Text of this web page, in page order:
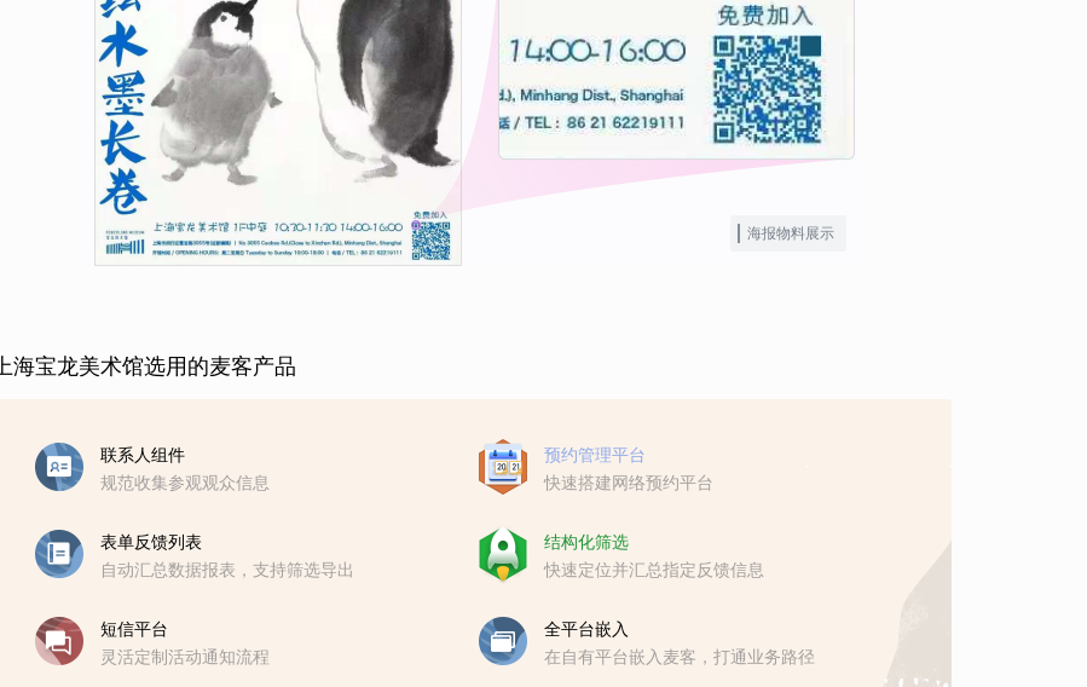
海报物料展示
上海宝龙美术馆选用的麦客产品
联系人组件
规范收集参观观众信息
预约管理平台
快速搭建网络预约平台
表单反馈列表
自动汇总数据报表，支持筛选导出
结构化筛选
快速定位并汇总指定反馈信息
短信平台
灵活定制活动通知流程
全平台嵌入
在自有平台嵌入麦客，打通业务路径